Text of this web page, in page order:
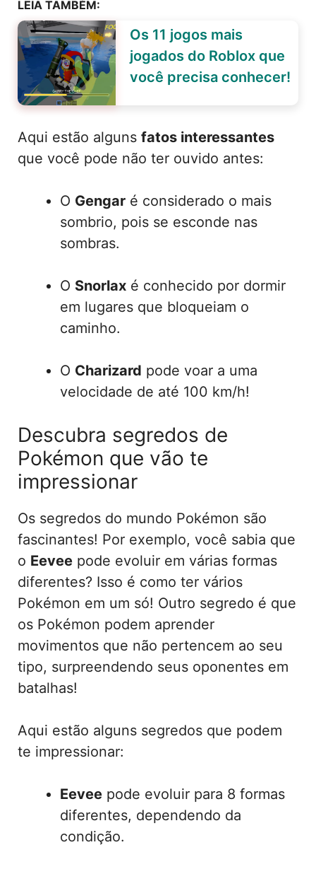
LEIA TAMBÉM:
Os 11 jogos mais
jogados do Roblox que
você precisa conhecer!
Aqui estão alguns fatos interessantes
que você pode não ter ouvido antes:
O Gengar é considerado o mais
sombrio, pois se esconde nas
sombras.
O Snorlax é conhecido por dormir
em lugares que bloqueiam o
caminho.
O Charizard pode voar a uma
velocidade de até 100 km/h!
Descubra segredos de
Pokémon que vão te
impressionar
Os segredos do mundo Pokémon são
fascinantes! Por exemplo, você sabia que
o Eevee pode evoluir em várias formas
diferentes? Isso é como ter vários
Pokémon em um só! Outro segredo é que
os Pokémon podem aprender
movimentos que não pertencem ao seu
tipo, surpreendendo seus oponentes em
batalhas!
Aqui estão alguns segredos que podem
te impressionar:
Eevee pode evoluir para 8 formas
diferentes, dependendo da
condição.